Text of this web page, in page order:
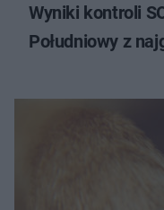
Wyniki kontroli
Południowy z